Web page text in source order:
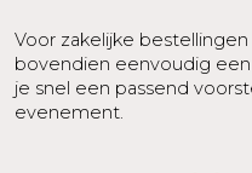
Voor zakelijke
bovendien eenvoudig
je snel een passend
evenement.